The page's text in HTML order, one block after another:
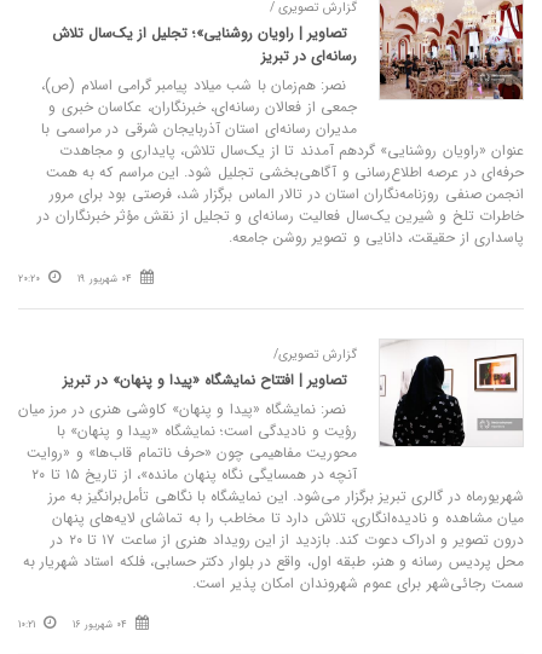
گزارش تصویری /
تصاویر | راویان روشنایی»؛ تجلیل از یک‌سال تلاش
رسانه‌ای در تبریز
نصر: هم‌زمان با شب میلاد پیامبر گرامی اسلام (ص)،
جمعی از فعالان رسانه‌ای، خبرنگاران، عکاسان خبری و
مدیران رسانه‌ای استان آذربایجان شرقی در مراسمی با
عنوان «راویان روشنایی» گردهم آمدند تا از یک‌سال تلاش، پایداری و مجاهدت
حرفه‌ای در عرصه اطلاع‌رسانی و آگاهی‌بخشی تجلیل شود. این مراسم که به همت
انجمن صنفی روزنامه‌نگاران استان در تالار الماس برگزار شد، فرصتی بود برای مرور
خاطرات تلخ و شیرین یک‌سال فعالیت رسانه‌ای و تجلیل از نقش مؤثر خبرنگاران در
پاسداری از حقیقت، دانایی و تصویر روشن جامعه.
04 شهریور 19 20:20
گزارش تصویری/
تصاویر | افتتاح نمایشگاه «پیدا و پنهان» در تبریز
نصر: نمایشگاه «پیدا و پنهان» کاوشی هنری در مرز میان
رؤیت و نادیدگی است؛ نمایشگاه «پیدا و پنهان» با
محوریت مفاهیمی چون «حرف ناتمام قاب‌ها» و «روایت
آنچه در همسایگی نگاه پنهان مانده»، از تاریخ ۱۵ تا ۲۰
شهریورماه در گالری تبریز برگزار می‌شود. این نمایشگاه با نگاهی تأمل‌برانگیز به مرز
میان مشاهده و نادیده‌انگاری، تلاش دارد تا مخاطب را به تماشای لایه‌های پنهان
درون تصویر و ادراک دعوت کند. بازدید از این رویداد هنری از ساعت ۱۷ تا ۲۰ در
محل پردیس رسانه و هنر، طبقه اول، واقع در بلوار دکتر حسابی، فلکه استاد شهریار به
سمت رجائی‌شهر برای عموم شهروندان امکان‌ پذیر است.
04 شهریور 16 10:21